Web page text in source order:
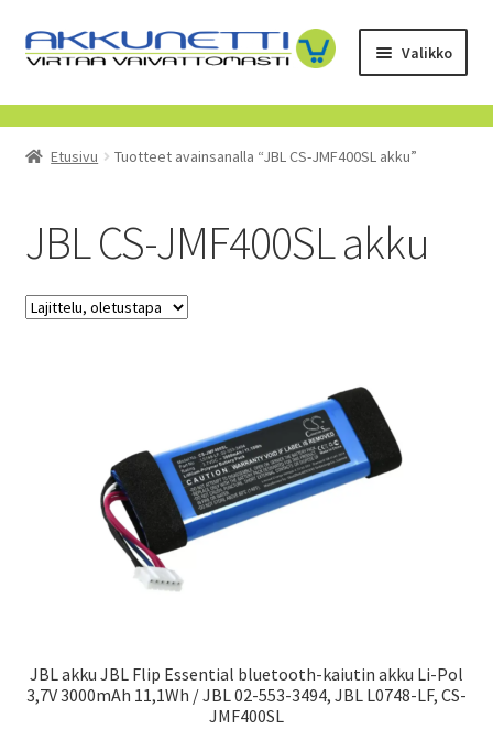
Siirry
navigointiin
Siirry
sisältöön
Valikko
Kauppa
Tietoa meistä
Etusivu Tuotteet avainsanalla “JBL CS-JMF400SL akku”
JBL CS-JMF400SL akku
JBL akku JBL Flip Essential bluetooth-kaiutin akku Li-Pol
3,7V 3000mAh 11,1Wh / JBL 02-553-3494, JBL L0748-LF, CS-
JMF400SL